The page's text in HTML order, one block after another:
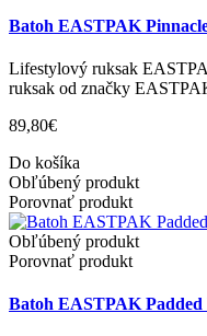
Batoh EASTPAK
Lifestylový ruksak
ruksak od značky
89,80€
Do košíka
Obľúbený produkt
Porovnať produkt
Obľúbený produkt
Porovnať produkt
Batoh EASTPAK